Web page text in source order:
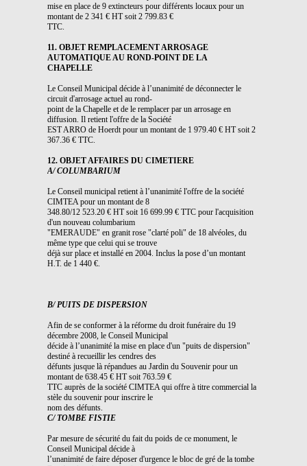
mise en place de 9 extincteurs pour différents locaux pour un
montant de 2 341 € HT soit 2 799.83 €
TTC.
11. OBJET REMPLACEMENT ARROSAGE
AUTOMATIQUE AU ROND-POINT DE LA
CHAPELLE
Le Conseil Municipal décide à l’unanimité de déconnecter le
circuit d'arrosage actuel au rond-
point de la Chapelle et de le remplacer par un arrosage en
diffusion. Il retient l'offre de la Société
EST ARRO de Hoerdt pour un montant de 1 979.40 € HT soit 2
367.36 € TTC.
12. OBJET AFFAIRES DU CIMETIERE
A/ COLUMBARIUM
Le Conseil municipal retient à l’unanimité l'offre de la société
CIMTEA pour un montant de 8
348.80/12 523.20 € HT soit 16 699.99 € TTC pour l'acquisition
d'un nouveau columbarium
"EMERAUDE" en granit rose "clarté poli" de 18 alvéoles, du
même type que celui qui se trouve
déjà sur place et installé en 2004. Inclus la pose d’un montant
H.T. de 1 440 €.
B/ PUITS DE DISPERSION
Afin de se conformer à la réforme du droit funéraire du 19
décembre 2008, le Conseil Municipal
décide à l’unanimité la mise en place d'un "puits de dispersion"
destiné à recueillir les cendres des
défunts jusque là répandues au Jardin du Souvenir pour un
montant de 638.45 € HT soit 763.59 €
TTC auprès de la société CIMTEA qui offre à titre commercial la
stèle du souvenir pour inscrire le
nom des défunts.
C/ TOMBE FISTIE
Par mesure de sécurité du fait du poids de ce monument, le
Conseil Municipal décide à
l’unanimité de faire déposer d'urgence le bloc de gré de la tombe